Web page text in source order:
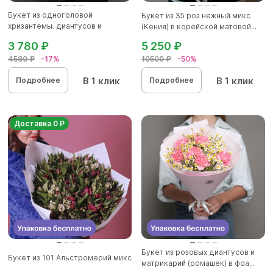
Букет из одноголовой
хризантемы. диантусов и
4580 ₽ -17%
3 780 ₽
Подробнее В 1 клик
Букет из 35 роз нежный микс
(Кения) в корейской матовой...
10500 ₽ -50%
5 250 ₽
Подробнее В 1 клик
Доставка 0 Р
Букет из 101 Альстромерий микс
Букет из розовых диантусов и
матрикарий (ромашек) в фоа...